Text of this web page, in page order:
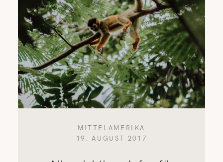
MITTELAMERIKA
19. AUGUST 2017